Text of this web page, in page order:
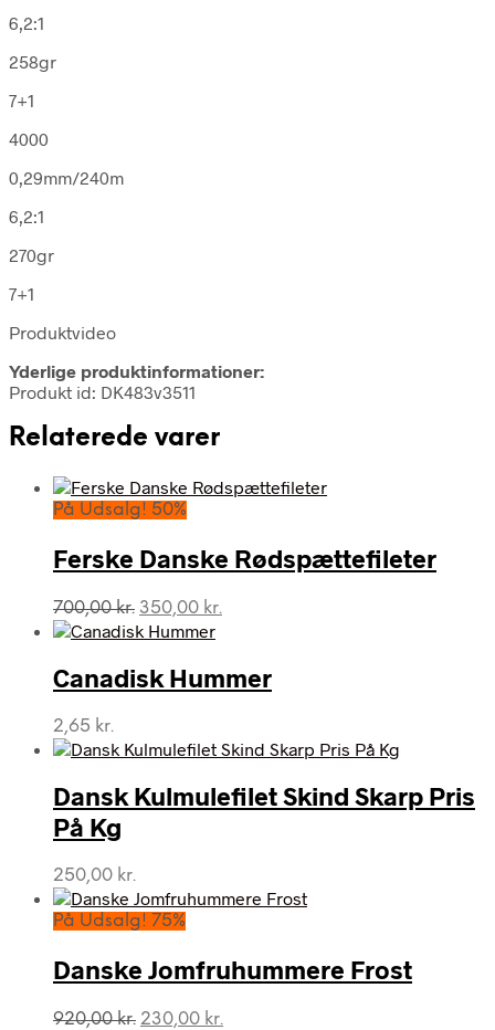
6,2:1
258gr
7+1
4000
0,29mm/240m
6,2:1
270gr
7+1
Produktvideo
Yderlige produktinformationer:
Produkt id: DK483v3511
Relaterede varer
På Udsalg! 50%
Ferske Danske Rødspættefileter
700,00kr. Den
oprindelige
var:
700,00 kr..
350,00 kr.
er:
350,00 kr..
Canadisk Hummer
2,65 kr.
Dansk Kulmulefilet Skind Skarp Pris
På Kg
250,00 kr.
På Udsalg! 75%
Danske Jomfruhummere Frost
920,00kr. Den
230,00 kr.